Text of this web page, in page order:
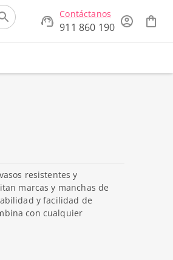
Contáctanos
911 860 190
resistentes y
marcas y manchas de
y facilidad de
con cualquier